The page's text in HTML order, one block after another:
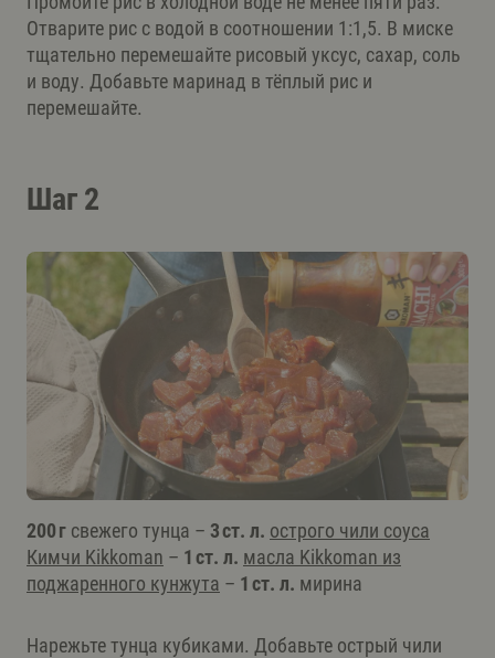
Отварите рис с водой в соотношении 1:1,5. В миске
тщательно перемешайте рисовый уксус, сахар, соль
и воду. Добавьте маринад в тёплый рис и
перемешайте.
Шаг 2
200 г свежего тунца – 3 ст. л. острого чили соуса
Кимчи Kikkoman – 1 ст. л. масла Kikkoman из
поджаренного кунжута – 1 ст. л. мирина
Нарежьте тунца кубиками. Добавьте острый чили